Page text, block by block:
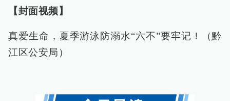
【封面视频】
真爱生命，夏季游泳防溺水“六不”要牢记！（黔
江区公安局）